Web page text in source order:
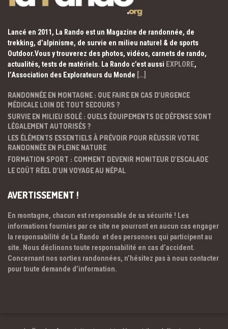
Lancé en 2011, La Rando est un Magazine de randonnée, de
trekking, d’alpinisme, de survie en milieu naturel & de sports
Outdoor.Vous y trouverez des photos, vidéos, carnets de rando,
actualités, tests de matériels. La Rando c’est aussi EXPLORE,
l’Association des Explorateurs du Monde […]
RANDONNÉE EN MONTAGNE : QUE FAIRE EN CAS D’URGENCE
MÉDICALE LOIN DE TOUT SECOURS ?
SURVIE EN MILIEU ISOLÉ : QUELS ÉQUIPEMENTS DE DÉFENSE SONT
LÉGALEMENT AUTORISÉS ?
LES ÉLÉMENTS ESSENTIELS À PRÉVOIR POUR RÉUSSIR VOTRE
RANDONNÉE EN PLEINE NATURE
FORMATION SPORT : COMMENT DEVENIR MONITEUR D’ESCALADE
LE COÛT RÉEL D’UN VOYAGE AU NÉPAL
AVERTISSEMENT !
En montagne, chacun est responsable de sa sécurité ! Les
informations fournies par ce site ne pourront en aucun cas engager
la responsabilité de La Rando et des personnes qui participent au
site. Nous déclinons toute responsabilité en cas d’accident.
Concernant nos sorties randonnées, n’hésitez pas à nous contacter
pour toute demande d’information.